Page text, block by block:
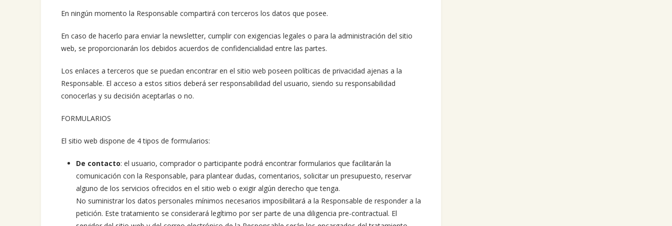
En ningún momento la Responsable compartirá con terceros los datos que posee.
En caso de hacerlo para enviar la newsletter, cumplir con exigencias legales o para la administración del sitio
web, se proporcionarán los debidos acuerdos de confidencialidad entre las partes.
Los enlaces a terceros que se puedan encontrar en el sitio web poseen políticas de privacidad ajenas a la
Responsable. El acceso a estos sitios deberá ser responsabilidad del usuario, siendo su responsabilidad
conocerlas y su decisión aceptarlas o no.
FORMULARIOS
El sitio web dispone de 4 tipos de formularios:
De contacto: el usuario, comprador o participante podrá encontrar formularios que facilitarán la
comunicación con la Responsable, para plantear dudas, comentarios, solicitar un presupuesto, reservar
alguno de los servicios ofrecidos en el sitio web o exigir algún derecho que tenga.
No suministrar los datos personales mínimos necesarios imposibilitará a la Responsable de responder a la
petición. Este tratamiento se considerará legítimo por ser parte de una diligencia pre-contractual. El